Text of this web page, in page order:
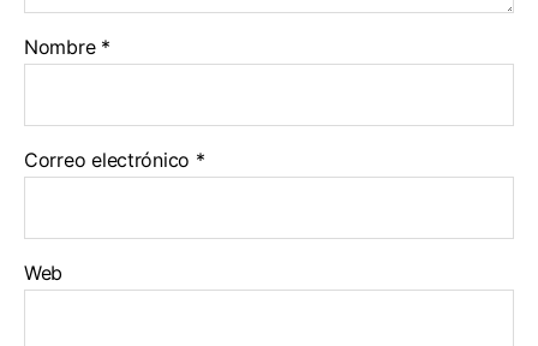
Nombre *
Correo electrónico *
Web